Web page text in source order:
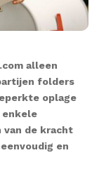
alleen
folders
oplage
van de kracht
en